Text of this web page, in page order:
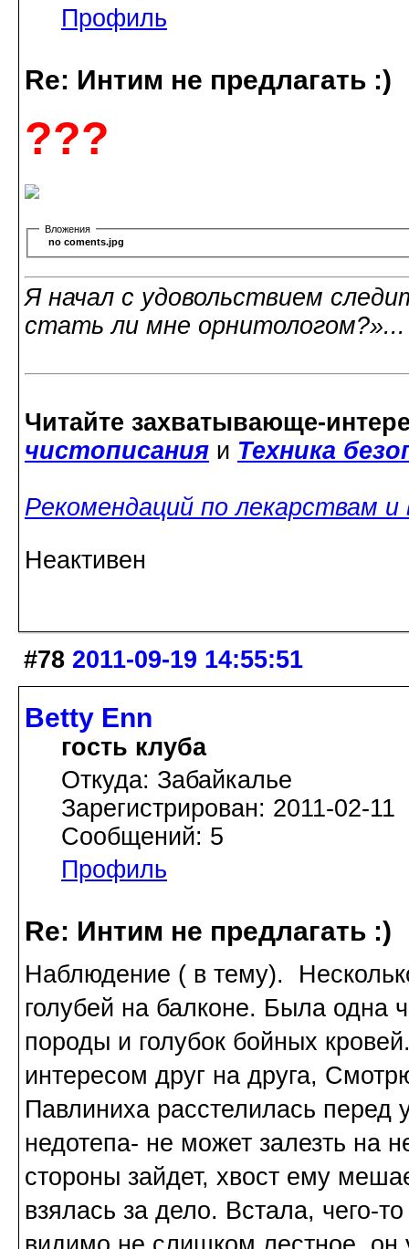
Профиль
Re: Интим не предлагать :)
???
Вложения
no coments.jpg
Я начал с удовольствием
стать ли мне
Читайте захватывающе-
чистописания и Техника
Рекомендаций по лекарствам
Неактивен
#78 2011-09-19 14:55:51
Betty Enn
гость клуба
Откуда: Забайкалье
Зарегистрирован: 2011-02-11
Сообщений: 5
Профиль
Re: Интим не предлагать :)
Наблюдение ( в тему).
голубей на балконе. Была одна
породы и голубок бойных
интересом друг на друга,
Павлиниха расстелилась перед
недотепа- не может залезть на
стороны зайдет, хвост ему
взялась за дело. Встала, чего-